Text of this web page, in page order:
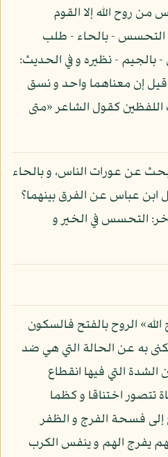
من روح الله إلا القوم
التحسس - بالحاء - طلب
- نظيره و في الحديث:
إن معناهما واحد و نسق
كقول الشاعر «متى
عن عورات الناس، و بالحاء
عباس عن الفرق بينهما؟
التحسس في الخير و
الروح بالفتح فالسكون
به عن الحالة التي هي ضد
التي فيها انقطاع
تتصور اختناقا و كظما
إلى فسحة الفرج و الظفر
يفرج الهم و ينفس الكرب